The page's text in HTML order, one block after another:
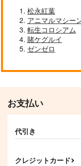
松永紅葉
アニマルマシー
転生コロシアム
賭ケグルイ
ゼンゼロ
お支払い
代引き
クレジットカード